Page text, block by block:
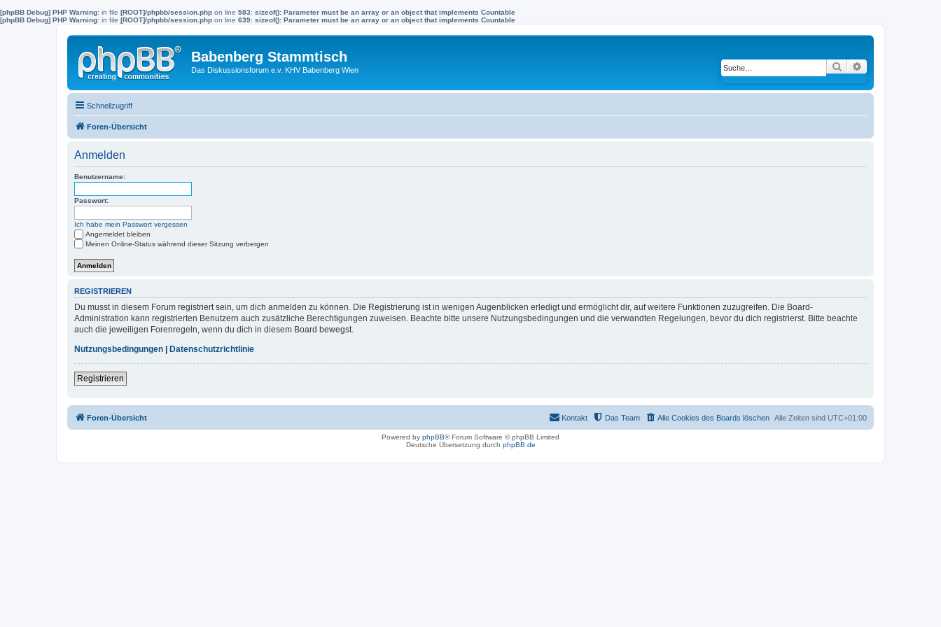
[phpBB Debug] PHP Warning: in file [ROOT]/phpbb/session.php on line 583: sizeof(): Parameter must be an array or an object that implements Countable
[phpBB Debug] PHP Warning: in file [ROOT]/phpbb/session.php on line 639: sizeof(): Parameter must be an array or an object that implements Countable
Babenberg Stammtisch
Das Diskussionsforum e.v. KHV Babenberg Wien Suche
Schnellzugriff
Foren-Übersicht
Anmelden
Benutzername:
Passwort:
Ich habe mein Passwort vergessen
Angemeldet bleiben
Meinen Online-Status während dieser Sitzung verbergen
REGISTRIEREN
Du musst in diesem Forum registriert sein, um dich anmelden zu können. Die Registrierung ist in wenigen Augenblicken erledigt und ermöglicht dir, auf weitere Funktionen zuzugreifen. Die Board-
Administration kann registrierten Benutzern auch zusätzliche Berechtigungen zuweisen. Beachte bitte unsere Nutzungsbedingungen und die verwandten Regelungen, bevor du dich registrierst. Bitte beachte
auch die jeweiligen Forenregeln, wenn du dich in diesem Board bewegst.
Nutzungsbedingungen
Datenschutzrichtlinie
Registrieren
Foren-Übersicht Alle Zeiten sind UTC+01:00
Alle Cookies des Boards löschen
Das Team
Kontakt
Powered by phpBB® Forum Software © phpBB Limited
Deutsche Übersetzung durch phpBB.de